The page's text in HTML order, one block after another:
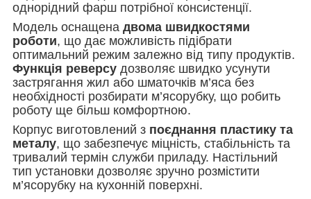
однорідний фарш потрібної консистенції.
Модель оснащена двома швидкостями
роботи, що дає можливість підібрати
оптимальний режим залежно від типу продуктів.
Функція реверсу дозволяє швидко усунути
застрягання жил або шматочків м’яса без
необхідності розбирати м’ясорубку, що робить
роботу ще більш комфортною.
Корпус виготовлений з поєднання пластику та
металу, що забезпечує міцність, стабільність та
тривалий термін служби приладу. Настільний
тип установки дозволяє зручно розмістити
м’ясорубку на кухонній поверхні.